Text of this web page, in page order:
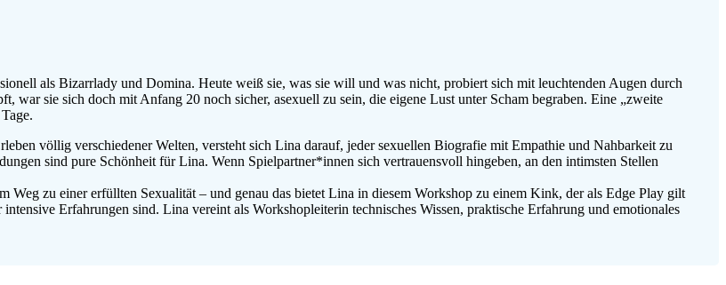
als Bizarrlady und Domina. Heute weiß sie, was sie will und was nicht, probiert sich mit leuchtenden Augen durch
war sie sich doch mit Anfang 20 noch sicher, asexuell zu sein, die eigene Lust unter Scham begraben. Eine „zweite
völlig verschiedener Welten, versteht sich Lina darauf, jeder sexuellen Biografie mit Empathie und Nahbarkeit zu
sind pure Schönheit für Lina. Wenn Spielpartner*innen sich vertrauensvoll hingeben, an den intimsten Stellen
zu einer erfüllten Sexualität – und genau das bietet Lina in diesem Workshop zu einem Kink, der als Edge Play gilt
intensive Erfahrungen sind. Lina vereint als Workshopleiterin technisches Wissen, praktische Erfahrung und emotionales